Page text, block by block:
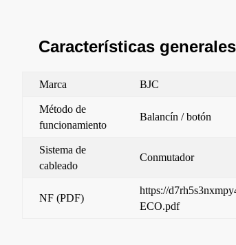
Características generales
Marca BJC
Método de
funcionamiento
Balancín / botón
Sistema de
cableado
Conmutador
NF (PDF)
https://
ECO.pdf